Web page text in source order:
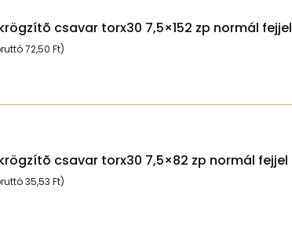
csavar torx30 7,5×152 zp normál fejjel
72,50 Ft)
csavar torx30 7,5×82 zp normál fejjel
35,53 Ft)